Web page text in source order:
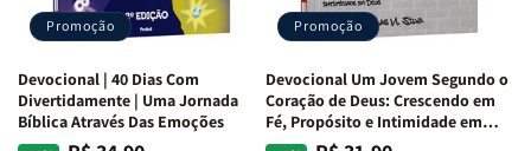
Promoção
Devocional | 40 Dias Com
Divertidamente | Uma Jornada
Bíblica Através Das Emoções
Promoção
Devocional Um Jovem Segundo o
Coração de Deus: Crescendo em
Fé, Propósito e Intimidade em
Deus